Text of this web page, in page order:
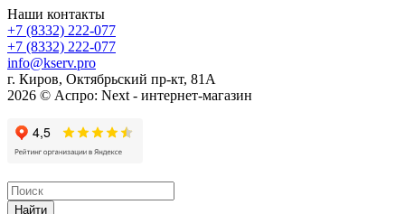
Наши контакты
+7 (8332) 222-077
+7 (8332) 222-077
info@kserv.pro
г. Киров, Октябрьский пр-кт, 81А
2026 © Аспро: Next - интернет-магазин
Найти